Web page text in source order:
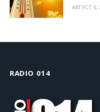
АВГУСТ 6,
RADIO 014